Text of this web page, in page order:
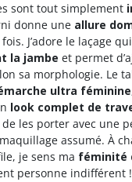
sont tout simplement
donne une allure
J’adore le laçage qui
la jambe et permet
sa morphologie. Le
ultra féminine
look complet de
les porter avec une
assumé. À
je sens ma féminité
personne indifférent !